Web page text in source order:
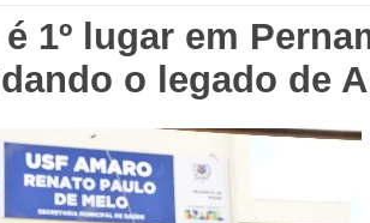
1º lugar em
o legado de